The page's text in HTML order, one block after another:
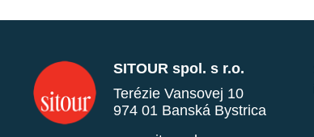
SITOUR spol. s r.o.
Terézie Vansovej 10
974 01 Banská Bystrica